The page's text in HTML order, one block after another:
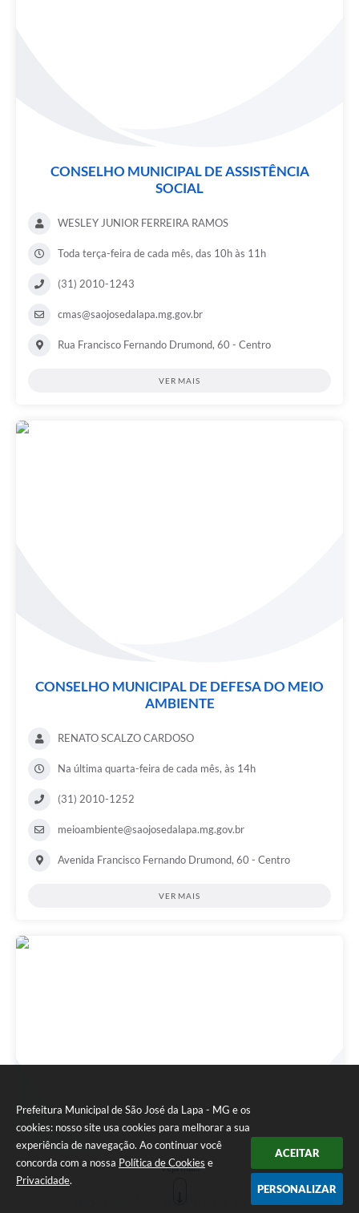
Prefeitura Municipal de São José da Lapa - MG e os
cookies: nosso site usa cookies para melhorar a sua
experiência de navegação. Ao continuar você
concorda com a nossa Política de Cookies e
Privacidade.
ACEITAR
PERSONALIZAR
CONSELHO MUNICIPAL DE ASSISTÊNCIA
SOCIAL
WESLEY JUNIOR FERREIRA RAMOS
Toda terça-feira de cada mês, das 10h às 11h
(31) 2010-1243
cmas@saojosedalapa.mg.gov.br
Rua Francisco Fernando Drumond, 60 - Centro
VER MAIS
CONSELHO MUNICIPAL DE DEFESA DO MEIO
AMBIENTE
RENATO SCALZO CARDOSO
Na última quarta-feira de cada mês, às 14h
(31) 2010-1252
meioambiente@saojosedalapa.mg.gov.br
Avenida Francisco Fernando Drumond, 60 - Centro
VER MAIS
CONSELHO MUNICIPAL DE ESPORTES
Veja mais